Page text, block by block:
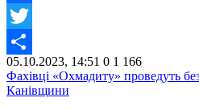
Facebook
Twitter
Share
05.10.2023, 14:51 0 1 166
Фахівці «Охмадиту» проведуть
Канівщини